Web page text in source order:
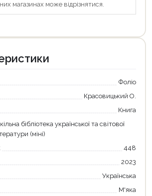
магазинах може відрізнятися.
Фоліо
Красовицький О.
Книга
бібліотека української та світової
(міні)
448
2023
Українська
М'яка